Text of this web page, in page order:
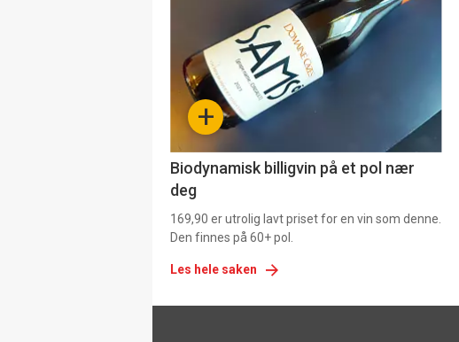
akkurat
nå
-
+
Biodynamisk billigvin på et pol nær
deg
169,90 er utrolig lavt priset for en vin som denne.
Den finnes på 60+ pol.
Les hele saken